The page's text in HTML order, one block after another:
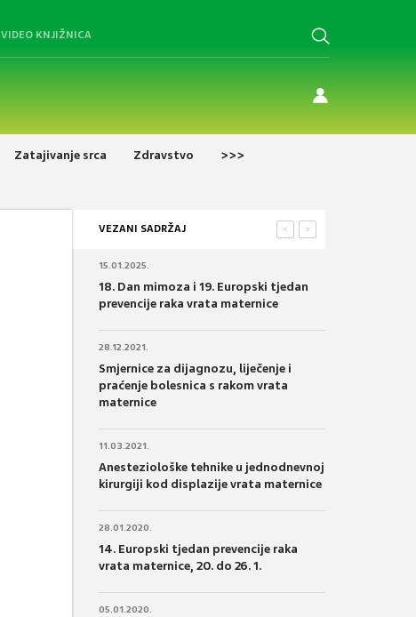
VIDEO KNJIŽNICA
Zatajivanje srca Zdravstvo >>>
VEZANI SADRŽAJ >
<
15.01.2025.
18. Dan mimoza i 19. Europski tjedan
prevencije raka vrata maternice
28.12.2021.
Smjernice za dijagnozu, liječenje i
praćenje bolesnica s rakom vrata
maternice
11.03.2021.
Anesteziološke tehnike u jednodnevnoj
kirurgiji kod displazije vrata maternice
28.01.2020.
14. Europski tjedan prevencije raka
vrata maternice, 20. do 26. 1.
05.01.2020.